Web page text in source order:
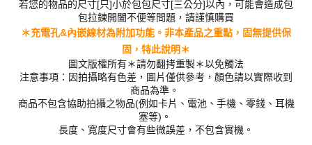
若您的物品的尺寸[只]小於包包尺寸[三公分]以內，可能會造成包
包拉鍊開闔不便等問題，請謹慎購買
＊充電孔&內嵌線材為附加功能。非本產品之重點，固無提供保
固，特此說明＊
圖文版權所有＊請勿翻拷重製＊以免觸法
注意事項：因拍攝略有色差，圖片僅供參考，顏色請以實際收到
商品為準。
商品不包含協助拍攝之物品(例如卡片、電池、手機、零錢、耳機
塞等)。
長度、寬度尺寸會有些微誤差，不包含實機。